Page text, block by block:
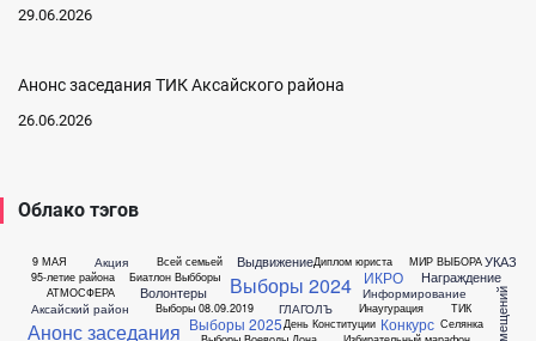
29.06.2026
Анонс заседания ТИК Аксайского района
26.06.2026
Облако тэгов
9 МАЯ
95-летие района
АТМОСФЕРА
Аксайский район
Акция
Анонс заседания
Биатлон
Волонтеры
Всей семьей
Выбборы
Выборы 08.09.2019
Выборы 2024
Выборы 2025
Выдвижение
ГЛАГОЛЪ
День Конституции
Диплом юриста
ИКРО
Инаугурация
Информирование
Конкурс
МИР ВЫБОРА
Награждение
Селянка
ТИК
УКАЗ